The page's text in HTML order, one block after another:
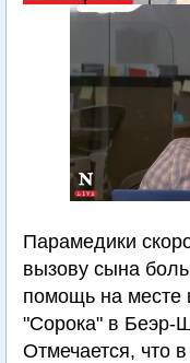
Парамедики
вызову сына
помощь на месте
"Сорока" в Беэр-
Отмечается, что